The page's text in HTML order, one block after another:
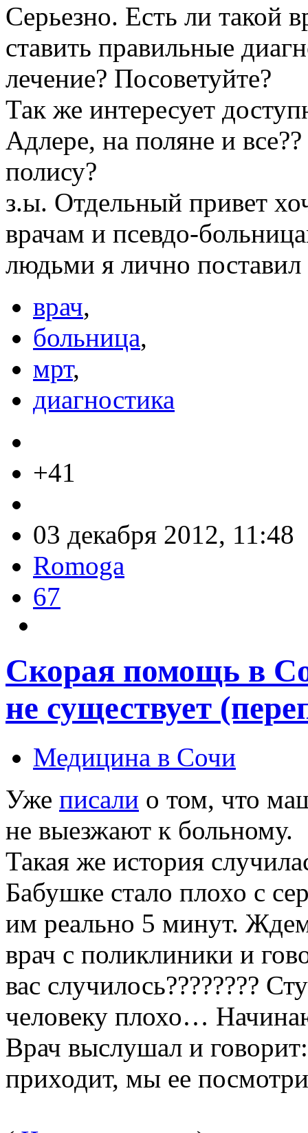
Серьезно. Есть ли такой
ставить правильные
лечение? Посоветуйте?
Так же интересует
Адлере, на поляне и
полису?
з.ы. Отдельный привет
врачам и псевдо-
людьми я лично
врач,
больница,
мрт,
диагностика
+41
03 декабря 2012, 11:48
Romoga
67
Скорая помощь в
не существует
Медицина в Сочи
Уже писали о том, что
не выезжают к больному.
Такая же история
Бабушке стало плохо с
им реально 5 минут.
врач с поликлиники и
вас случилось????????
человеку плохо…
Врач выслушал и
приходит, мы ее